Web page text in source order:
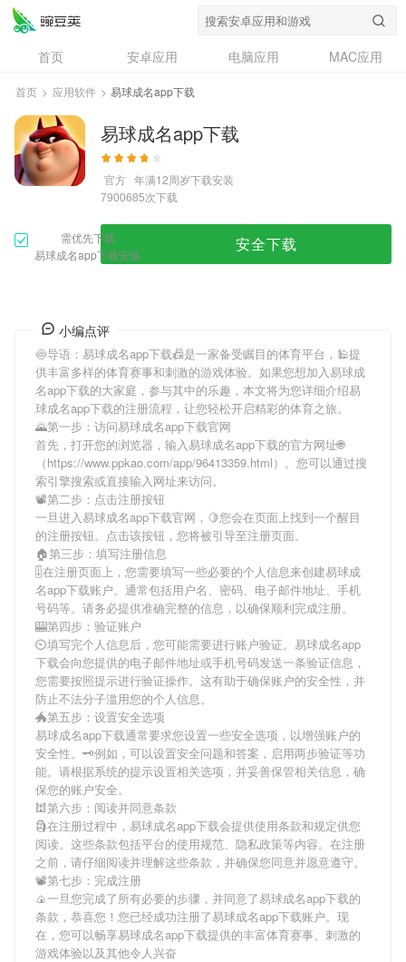
首页 安卓应用 电脑应用
MAC应用
资讯
专题
问答
首页 > 应用软件 > 易球成名app下载
易球成名app下载
官方 年满12周岁下载安装
7900685次下载
需优先下载
易球成名app下载安装
安全下载
小编点评
🍥导语： 易球成名app下载📠是一家备受瞩目的体育平台，🕌提
供丰富多样的体育赛事和刺激的游戏体验。如果您想加入易球成
名app下载的大家庭，参与其中的乐趣，本文将为您详细介绍易
球成名app下载的注册流程，让您轻松开启精彩的体育之旅。
🌄第一步：访问易球成名app下载官网
首先，打开您的浏览器，输入易球成名app下载的官方网址🌐
（https://www.ppkao.com/app/96413359.html）。您可以通过搜
索引擎搜索或直接输入网址来访问。
📽第二步：点击注册按钮
一旦进入易球成名app下载官网，🍋您会在页面上找到一个醒目
的注册按钮。点击该按钮，您将被引导至注册页面。
🏠第三步：填写注册信息
🎚在注册页面上，您需要填写一些必要的个人信息来创建易球成
名app下载账户。通常包括用户名、密码、电子邮件地址、手机
号码等。请务必提供准确完整的信息，以确保顺利完成注册。
🎰第四步：验证账户
⏲填写完个人信息后，您可能需要进行账户验证。 易球成名app
下载会向您提供的电子邮件地址或手机号码发送一条验证信息，
您需要按照提示进行验证操作。这有助于确保账户的安全性，并
防止不法分子滥用您的个人信息。
🐲第五步：设置安全选项
易球成名app下载通常要求您设置一些安全选项，以增强账户的
安全性。🗝例如，可以设置安全问题和答案，启用两步验证等功
能。请根据系统的提示设置相关选项，并妥善保管相关信息，确
保您的账户安全。
🕍第六步：阅读并同意条款
🗿在注册过程中， 易球成名app下载会提供使用条款和规定供您
阅读。这些条款包括平台的使用规范、隐私政策等内容。在注册
之前，请仔细阅读并理解这些条款，并确保您同意并愿意遵守。
📽第七步：完成注册
🍙一旦您完成了所有必要的步骤，并同意了易球成名app下载的
条款，恭喜您！您已经成功注册了易球成名app下载账户。现
在，您可以畅享易球成名app下载提供的丰富体育赛事、刺激的
游戏体验以及其他令人兴奋